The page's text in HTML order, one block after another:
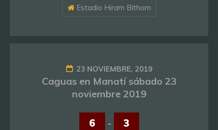
Estadio Hiram Bithorn
23 NOVIEMBRE, 2019
Caguas en Manatí sábado 23
noviembre 2019
6 - 3